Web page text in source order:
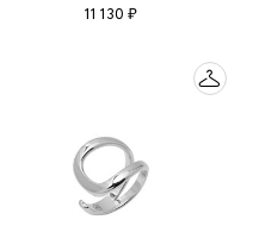
11 130 ₽